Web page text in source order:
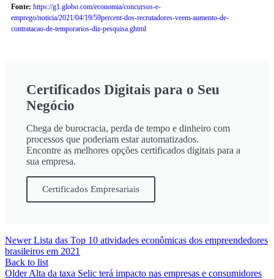
Fonte: https://g1.globo.com/economia/concursos-e-
emprego/noticia/2021/04/19/59percent-dos-recrutadores-veem-aumento-de-
contratacao-de-temporarios-diz-pesquisa.ghtml
Certificados Digitais para o Seu
Negócio
Chega de burocracia, perda de tempo e dinheiro com
processos que poderiam estar automatizados.
Encontre as melhores opções certificados digitais para a
sua empresa.
Certificados Empresariais
Newer Lista das Top 10 atividades econômicas dos empreendedores
brasileiros em 2021
Back to list
Older Alta da taxa Selic terá impacto nas empresas e consumidores